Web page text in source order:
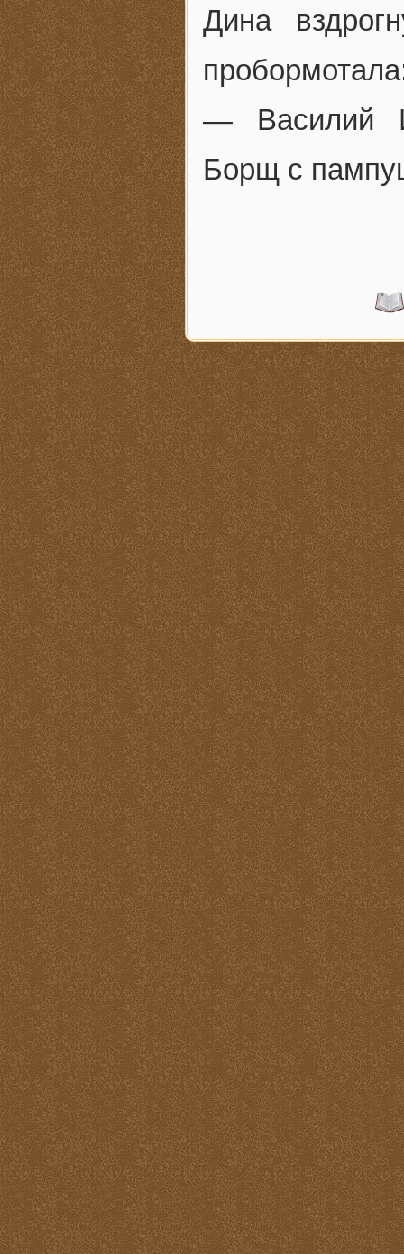
Дина
— Василий
Борщ с